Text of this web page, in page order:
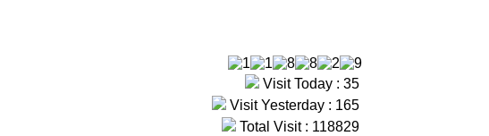
Visit Today : 35
Visit Yesterday : 165
Total Visit : 118829